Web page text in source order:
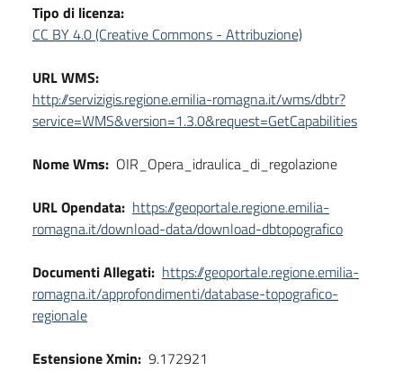
Tipo di licenza:
CC BY 4.0 (Creative Commons - Attribuzione)
URL WMS:
http://servizigis.regione.emilia-romagna.it/wms/dbtr?
service=WMS&version=1.3.0&request=GetCapabilities
Nome Wms: OIR_Opera_idraulica_di_regolazione
URL Opendata: https://geoportale.regione.emilia-
romagna.it/download-data/download-dbtopografico
Documenti Allegati: https://geoportale.regione.emilia-
romagna.it/approfondimenti/database-topografico-
regionale
Estensione Xmin: 9.172921